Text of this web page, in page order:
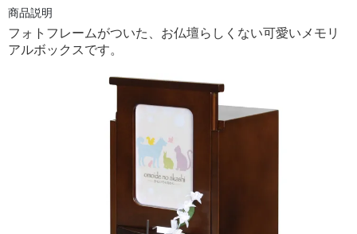
商品説明
フォトフレームがついた、お仏壇らしくない可愛いメモリ
アルボックスです。